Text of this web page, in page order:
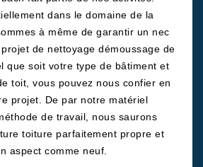
dans le domaine de la
à même de garantir un nec
de nettoyage démoussage de
que soit votre type de bâtiment et
toit, vous pouvez nous confier en
projet. De par notre matériel
de travail, nous saurons
toiture parfaitement propre et
aspect comme neuf.